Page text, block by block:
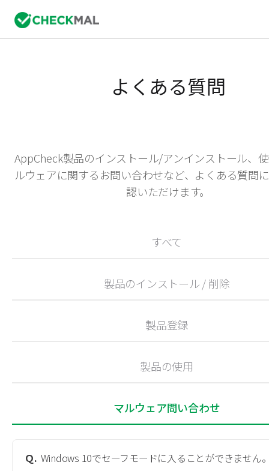
よくある質問
AppCheck製品のインストール/アンインストール、
ルウェアに関するお問い合わせなど、よくある質問
認いただけます。
すべて
製品のインストール / 削除
製品登録
製品の使用
マルウェア問い合わせ
Ｑ. Windows 10でセーフモードに入ることができません